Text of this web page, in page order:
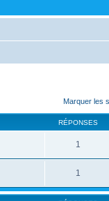
Marquer les
RÉPONSES
1
1